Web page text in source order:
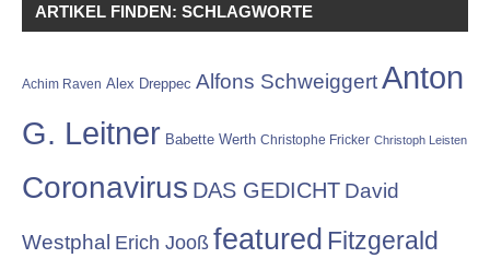
ARTIKEL FINDEN: SCHLAGWORTE
Achim Raven Alex Dreppec Alfons SchweiggertAnton
G. Leitner Babette Werth Christophe Fricker Christoph Leisten
Coronavirus DAS GEDICHT David
Westphal Erich Jooß featured Fitzgerald